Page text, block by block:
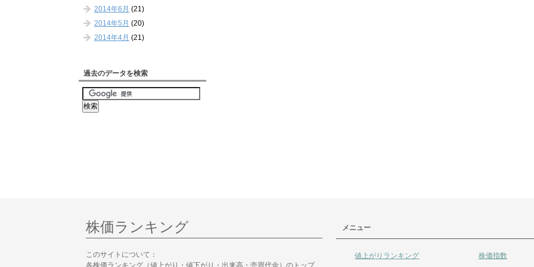
2014年6月 (21)
2014年5月 (20)
2014年4月 (21)
過去のデータを検索
株価ランキング
このサイトについて：
各株価ランキング（値上がり・値下がり・出来高・売買代金）のトップ
メニュー
値上がりランキング
株価指数